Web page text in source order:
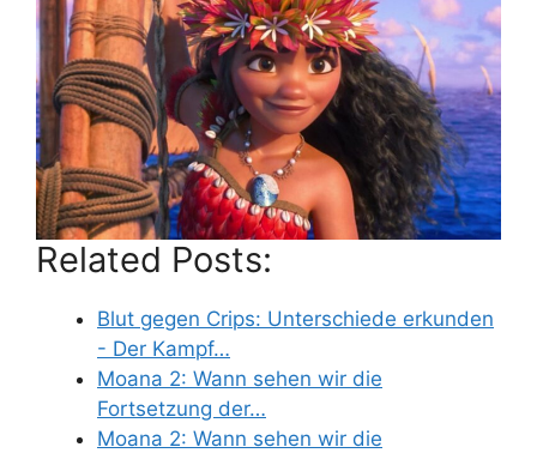
Related Posts:
Blut gegen Crips: Unterschiede erkunden
- Der Kampf…
Moana 2: Wann sehen wir die
Fortsetzung der…
Moana 2: Wann sehen wir die